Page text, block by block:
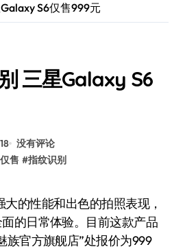
S6仅售999元
三星Galaxy S6
没有评论
仅售 #指纹识别
的日常体验。目前这款产品
族官方旗舰店”处报价为999